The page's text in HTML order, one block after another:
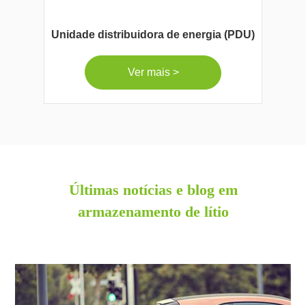
Unidade distribuidora de energia (PDU)
Ver mais >
Últimas notícias e blog em
armazenamento de lítio